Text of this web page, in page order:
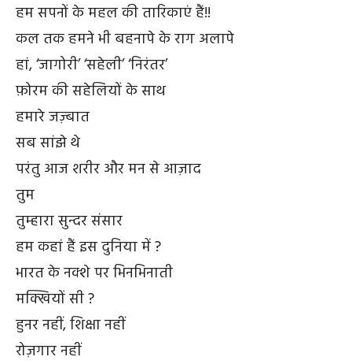
हम सपनों के महल की तारिकाएं हैं!!
कल तक हमने भी बहनापे के राग अलापे
हां, ‘जागोरी’ ‘सहेली’ ‘निरंतर’
फ़ोरम की सहेलियों के साथ
हमारे जज़्बात
सब सांझे थे
परंतु आज शरीर और मन से आज़ाद
तुम
तुम्हारा सुन्दर संसार
हम कहां हैं इस दुनिया में ?
भारत के नक्शे पर भिनभिनाती
मक्खियों सी ?
हुनर नहीं, शिक्षा नहीं
रोज़गार नहीं